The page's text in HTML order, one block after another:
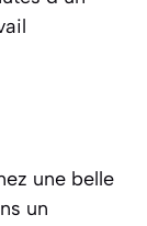
une belle
un